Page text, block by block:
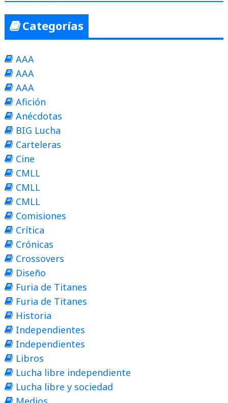
Categorías
AAA
AAA
AAA
Afición
Anécdotas
BIG Lucha
Carteleras
Cine
CMLL
CMLL
CMLL
Comisiones
Crítica
Crónicas
Crossovers
Diseño
Furia de Titanes
Furia de Titanes
Historia
Independientes
Independientes
Libros
Lucha libre independiente
Lucha libre y sociedad